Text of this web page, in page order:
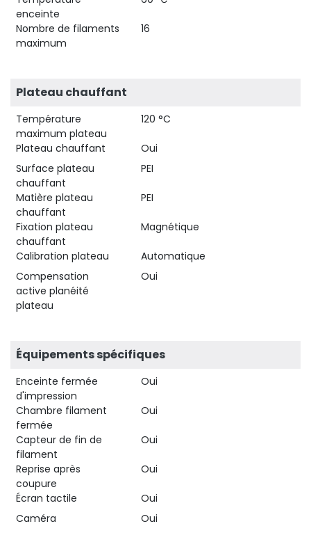
enceinte
Nombre de filaments
maximum
16
Plateau chauffant
Température
maximum plateau
120 °C
Plateau chauffant
Oui
Surface plateau
chauffant
PEI
Matière plateau
chauffant
PEI
Fixation plateau
chauffant
Magnétique
Calibration plateau
Automatique
Compensation
active planéité
plateau
Oui
Équipements spécifiques
Enceinte fermée
d'impression
Oui
Chambre filament
fermée
Oui
Capteur de fin de
filament
Oui
Reprise après
coupure
Oui
Écran tactile
Oui
Caméra
Oui